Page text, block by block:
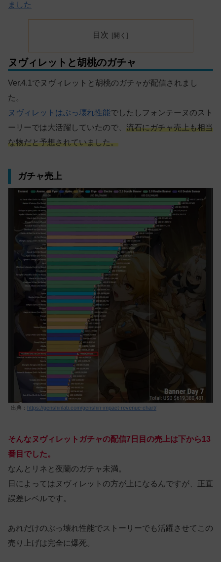
ました
目次
ヌヴィレットと胡桃のガチャ
Ver.4.1でヌヴィレットと胡桃のガチャが配信されまし
た。
ヌヴィレットはぶっ壊れ性能でしたしフォンテーヌのスト
ーリーでは大活躍していたので、 流石にガチャ売上も相当
な物だと予想されていました。
ガチャ売上
出典： https://genshinlab.com/genshin-impact-revenue-chart/
そんなヌヴィレットガチャの配信7日目の売上は下から13
番目でした。
なんとリネと夜蘭のガチャ未満。
日によってはヌヴィレットの方が上になるんですが、正直
誤差レベルです。
あれだけのぶっ壊れ性能でストーリーでも活躍させてこの
売り上げは完全に爆死。